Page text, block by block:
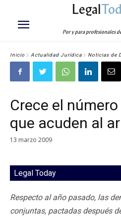
Legal
Por y para profesionales
Inicio Actualidad Jurídica Noticias de
Crece el
que acuden al
13 marzo 2009
Legal Today
Respecto al año pasado, las
conjuntas, pactadas después